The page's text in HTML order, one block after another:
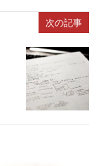
次の記事